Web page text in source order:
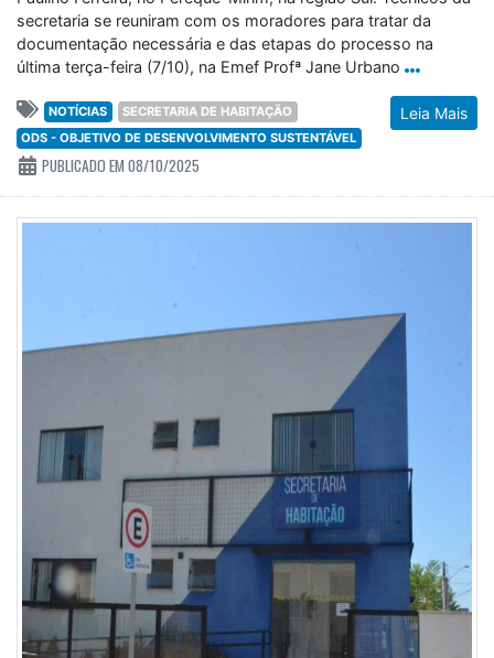
secretaria se reuniram com os moradores para tratar da
documentação necessária e das etapas do processo na
última terça-feira (7/10), na Emef Profª Jane Urbano
Leia Mais
NOTÍCIAS
SECRETARIA DE HABITAÇÃO
ODS - OBJETIVO DE DESENVOLVIMENTO SUSTENTÁVEL
PUBLICADO EM 08/10/2025